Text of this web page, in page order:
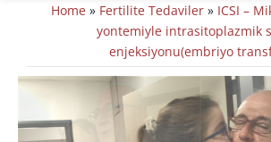
Bize Ulaşın
Home» Fertilite Tedaviler» ICSI –
yontemiyle intrasitoplazmik
enjeksiyonu(embriyo